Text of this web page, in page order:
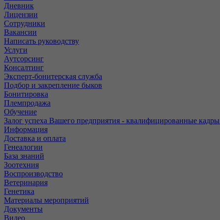
Дневник
Лицензии
Сотрудники
Вакансии
Написать руководству
Услуги
Аутсорсинг
Консалтинг
Эксперт-бонитерская служба
Подбор и закрепление быков
Бонитировка
Племпродажа
Обучение
Залог успеха Вашего предприятия - квалифицированные
Информация
Доставка и оплата
Генеалогии
База знаний
Зоотехния
Воспроизводство
Ветеринария
Генетика
Материалы мероприятий
Документы
Видео